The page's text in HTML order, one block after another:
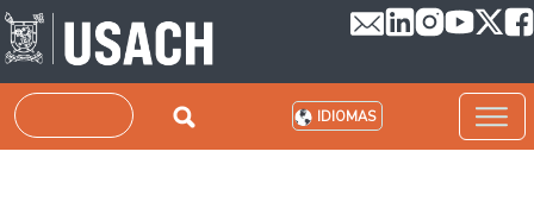
Pasar al contenido principal
Buscar IDIOMAS